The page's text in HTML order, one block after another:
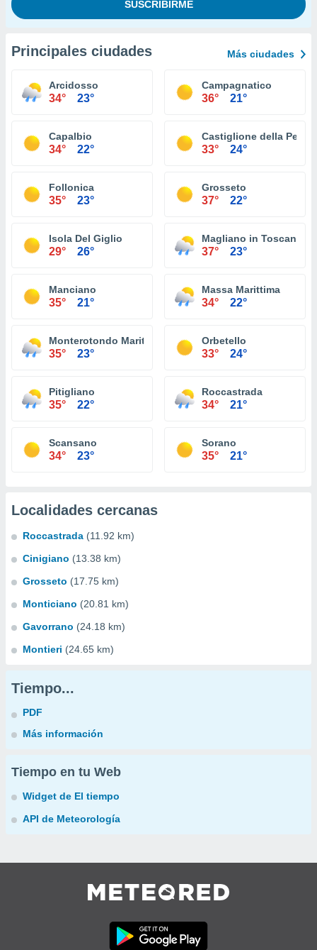
Principales ciudades Más ciudades
Arcidosso
34° 23°
Campagnatico
36° 21°
Capalbio
34° 22°
Castiglione della
33° 24°
Follonica
35° 23°
Grosseto
37° 22°
Isola Del Giglio
29° 26°
Magliano in Toscana
37° 23°
Manciano
35° 21°
Massa Marittima
34° 22°
Monterotondo Marittimo
35° 23°
Orbetello
33° 24°
Pitigliano
35° 22°
Roccastrada
34° 21°
Scansano
34° 23°
Sorano
35° 21°
Localidades cercanas
Roccastrada (11.92 km)
Cinigiano (13.38 km)
Grosseto (17.75 km)
Monticiano (20.81 km)
Gavorrano (24.18 km)
Montieri (24.65 km)
Tiempo...
PDF
Más información
Tiempo en tu Web
Widget de El tiempo
API de Meteorología